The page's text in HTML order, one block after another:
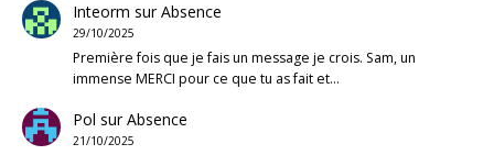
Inteorm surAbsence
29/10/2025
Première fois que je fais un message je crois. Sam, un
immense MERCI pour ce que tu as fait et…
Pol surAbsence
21/10/2025